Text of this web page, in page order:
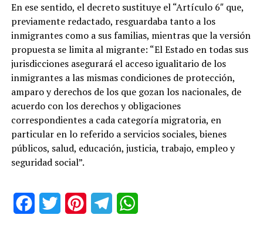
En ese sentido, el decreto sustituye el “Artículo 6″ que,
previamente redactado, resguardaba tanto a los
inmigrantes como a sus familias, mientras que la versión
propuesta se limita al migrante: “El Estado en todas sus
jurisdicciones asegurará el acceso igualitario de los
inmigrantes a las mismas condiciones de protección,
amparo y derechos de los que gozan los nacionales, de
acuerdo con los derechos y obligaciones
correspondientes a cada categoría migratoria, en
particular en lo referido a servicios sociales, bienes
públicos, salud, educación, justicia, trabajo, empleo y
seguridad social”.
FacebookTwitter PinterestTelegram